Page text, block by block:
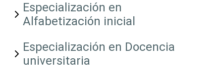
Especialización en
Alfabetización inicial
Especialización en Docencia
universitaria